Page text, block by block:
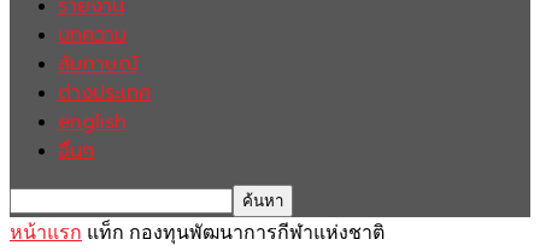
รายงาน
บทความ
สัมภาษณ์
ต่างประเทศ
english
อื่นๆ
หน้าแรก แท็ก กองทุนพัฒนาการกีฬาแห่งชาติ